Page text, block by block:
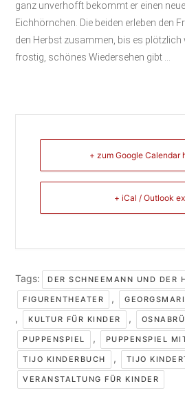
ganz unverhofft bekommt er einen
Eichhörnchen. Die beiden erleben den
den Herbst zusammen, bis es plötzlich
frostig, schönes Wiedersehen gibt …
+ zum Google Calendar
+ iCal / Outlook
Tags: DER SCHNEEMANN UND DER
FIGURENTHEATER ,
, KULTUR FÜR KINDER ,
PUPPENSPIEL , PUPPENSPIEL
TIJO KINDERBUCH , TIJO
VERANSTALTUNG FÜR KINDER